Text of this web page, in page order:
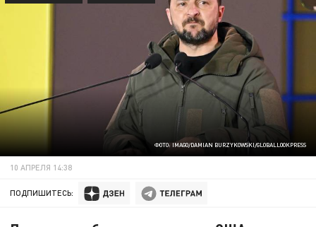
ФОТО: IMAGO/DAMIAN BURZYKOWSKI/GLOBALLOOKPRESS
10 АПРЕЛЯ 14:38
ПОДПИШИТЕСЬ: